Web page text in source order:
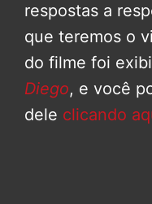
respostas a
que teremos o
do filme foi
Diego, e você
dele clicando